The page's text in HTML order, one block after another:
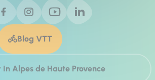
Blog VTT
In Alpes de Haute Provence